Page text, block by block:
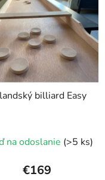
billiard Easy
hodnotenie
produktu
na odoslanie (>5 ks)
€169